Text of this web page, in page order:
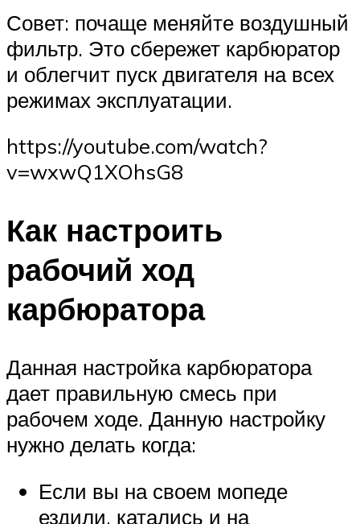
Совет: почаще меняйте воздушный
фильтр. Это сбережет карбюратор
и облегчит пуск двигателя на всех
режимах эксплуатации.
https://youtube.com/watch?
v=wxwQ1XOhsG8
Как настроить
рабочий ход
карбюратора
Данная настройка карбюратора
дает правильную смесь при
рабочем ходе. Данную настройку
нужно делать когда:
Если вы на своем мопеде
ездили, катались и на